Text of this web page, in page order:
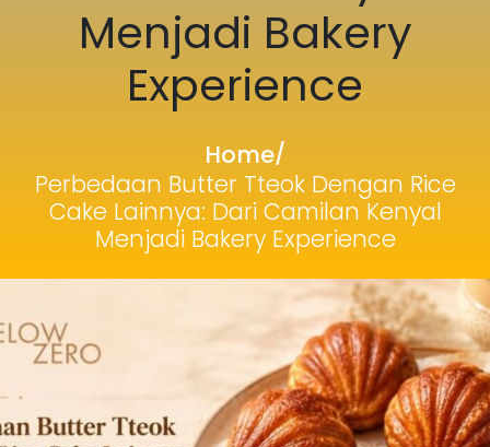
Menjadi Bakery
Experience
Home/
Perbedaan Butter Tteok Dengan Rice
Cake Lainnya: Dari Camilan Kenyal
Menjadi Bakery Experience